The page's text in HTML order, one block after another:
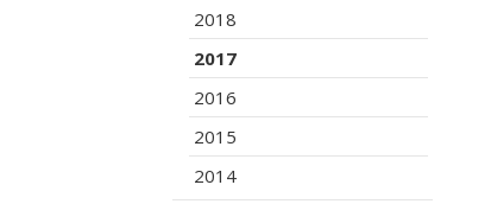
2018
2017
2016
2015
2014